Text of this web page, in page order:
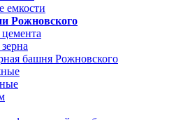
емкости
Рожновского
башня Рожновского